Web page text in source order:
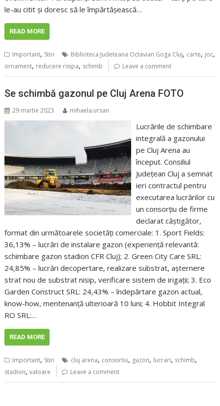
le-au citit și doresc să le împărtășească…
READ MORE
Important, Stiri Biblioteca Judeteana Octavian Goga Cluj, carte, joc,
ornament, reducere risipa, schimb Leave a comment
Se schimbă gazonul pe Cluj Arena FOTO
29 martie 2023 mihaela.ursan
Lucrările de schimbare
integrală a gazonului
pe Cluj Arena au
început. Consiliul
Județean Cluj a semnat
ieri contractul pentru
executarea lucrărilor cu
un consorțiu de firme
declarat câștigător,
format din următoarele societăți comerciale: 1. Sport Fields:
36,13% – lucrări de instalare gazon (experiență relevantă:
schimbare gazon stadion CFR Cluj); 2. Green City Care SRL:
24,85% – lucrări decopertare, realizare substrat, așternere
strat nou de substrat nisip, verificare sistem de irigații; 3. Eco
Garden Construct SRL: 24,43% – îndepărtare gazon actual,
know-how, mentenanță ulterioară 10 luni; 4. Hobbit Integral
RO SRL:…
READ MORE
Important, Stiri cluj arena, consortiu, gazon, lucrari, schimb,
stadion,valoare Leave a comment